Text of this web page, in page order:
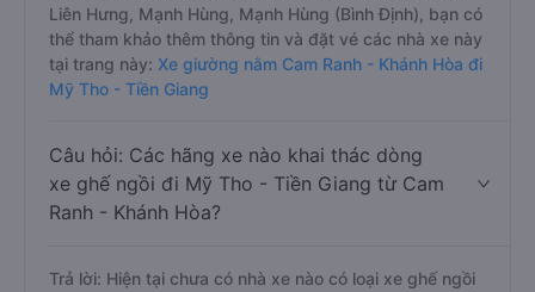
Liên Hưng, Mạnh Hùng, Mạnh Hùng (Bình Định), bạn có
thể tham khảo thêm thông tin và đặt vé các nhà xe này
tại trang này: Xe giường nằm Cam Ranh - Khánh Hòa đi
Mỹ Tho - Tiền Giang
Câu hỏi: Các hãng xe nào khai thác dòng
xe ghế ngồi đi Mỹ Tho - Tiền Giang từ Cam
Ranh - Khánh Hòa?
Trả lời: Hiện tại chưa có nhà xe nào có loại xe ghế ngồi